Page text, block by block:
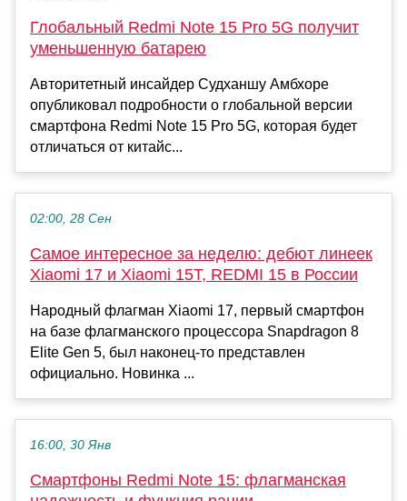
Глобальный Redmi Note 15 Pro 5G получит
уменьшенную батарею
Авторитетный инсайдер Судханшу Амбхоре
опубликовал подробности о глобальной версии
смартфона Redmi Note 15 Pro 5G, которая будет
отличаться от китайс...
02:00, 28 Сен
Самое интересное за неделю: дебют линеек
Xiaomi 17 и Xiaomi 15T, REDMI 15 в России
Народный флагман Xiaomi 17, первый смартфон
на базе флагманского процессора Snapdragon 8
Elite Gen 5, был наконец-то представлен
официально. Новинка ...
16:00, 30 Янв
Смартфоны Redmi Note 15: флагманская